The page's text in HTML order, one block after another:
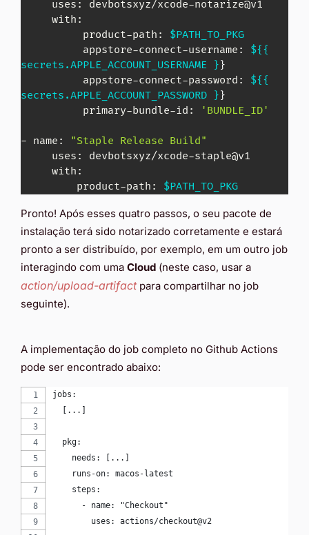
          product-path:
$PATH_TO_PKG
          appstore-connect-username:
${{
secrets.APPLE_ACCOUNT_USERNAME }}
          appstore-connect-password:
${{
secrets.APPLE_ACCOUNT_PASSWORD }}
          primary-bundle-id:
'BUNDLE_ID'
- name:
"Staple Release Build"
         product-path:
$PATH_TO_PKG
Pronto! Após esses quatro passos, o seu pacote de
instalação terá sido notarizado corretamente e estará
pronto a ser distribuído, por exemplo, em um outro job
interagindo com uma Cloud (neste caso, usar a
action/upload-artifactpara compartilhar no job
seguinte).
A implementação do job completo no Github Actions
pode ser encontrado abaixo:
jobs:
  [...]
  pkg:
    needs: [...]
    runs-on: macos-latest
    steps:
      - name: "Checkout"
        uses: actions/checkout@v2